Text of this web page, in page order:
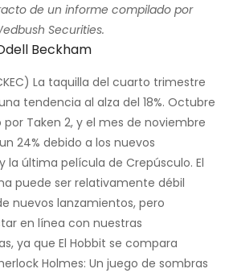
de un informe compilado por
Securities.
Beckham
La taquilla del cuarto trimestre
tendencia al alza del 18%. Octubre
por Taken 2, y el mes de noviembre
24% debido a los nuevos
la última película de Crepúsculo. El
puede ser relativamente débil
nuevos lanzamientos, pero
en línea con nuestras
ya que El Hobbit se compara
Holmes: Un juego de sombras